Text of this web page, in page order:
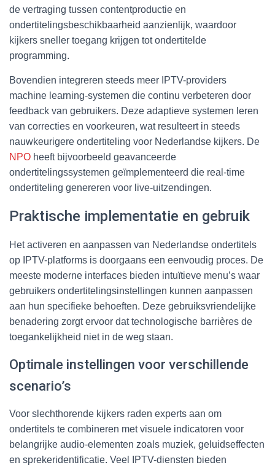
de vertraging tussen contentproductie en
ondertitelingsbeschikbaarheid aanzienlijk, waardoor
kijkers sneller toegang krijgen tot ondertitelde
programming.
Bovendien integreren steeds meer IPTV-providers
machine learning-systemen die continu verbeteren door
feedback van gebruikers. Deze adaptieve systemen leren
van correcties en voorkeuren, wat resulteert in steeds
nauwkeurigere ondertiteling voor Nederlandse kijkers. De
NPO heeft bijvoorbeeld geavanceerde
ondertitelingssystemen geïmplementeerd die real-time
ondertiteling genereren voor live-uitzendingen.
Praktische implementatie en gebruik
Het activeren en aanpassen van Nederlandse ondertitels
op IPTV-platforms is doorgaans een eenvoudig proces. De
meeste moderne interfaces bieden intuïtieve menu’s waar
gebruikers ondertitelingsinstellingen kunnen aanpassen
aan hun specifieke behoeften. Deze gebruiksvriendelijke
benadering zorgt ervoor dat technologische barrières de
toegankelijkheid niet in de weg staan.
Optimale instellingen voor verschillende
scenario’s
Voor slechthorende kijkers raden experts aan om
ondertitels te combineren met visuele indicatoren voor
belangrijke audio-elementen zoals muziek, geluidseffecten
en sprekeridentificatie. Veel IPTV-diensten bieden